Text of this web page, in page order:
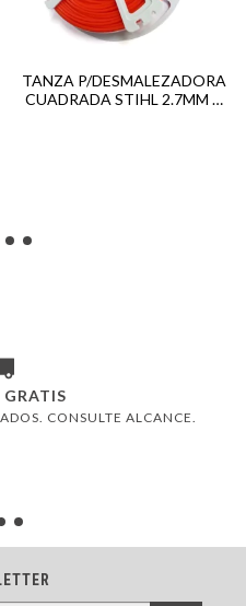
TANZA P/DESMALEZADORA
CUADRADA STIHL 2.7MM X
CONSULTE ALCANCE.